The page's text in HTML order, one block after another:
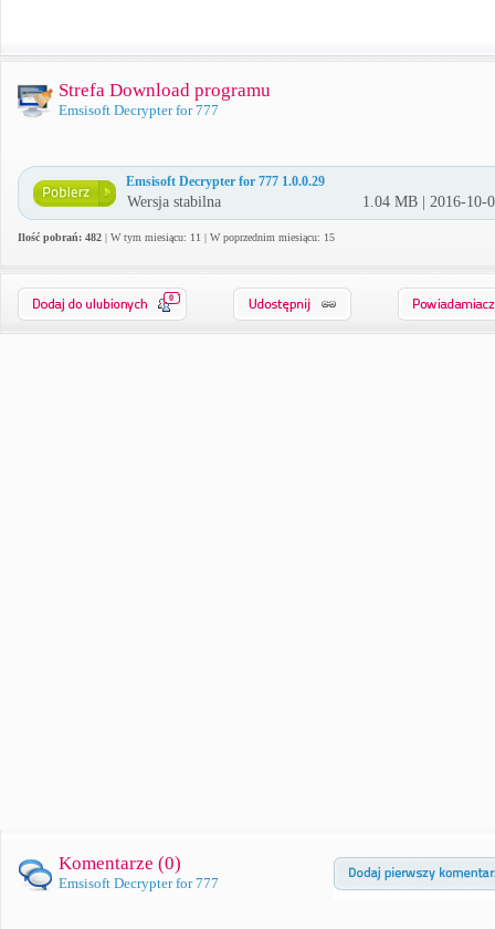
Strefa Download programu
Emsisoft Decrypter for 777
Emsisoft Decrypter for 777 1.0.0.29
Wersja stabilna 1.04 MB | 2016-10-
Ilość pobrań: 482 | W tym miesiącu: 11 | W poprzednim miesiącu: 15
0
Komentarze (0)
Emsisoft Decrypter for 777